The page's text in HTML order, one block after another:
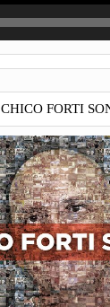
CHICO FORTI